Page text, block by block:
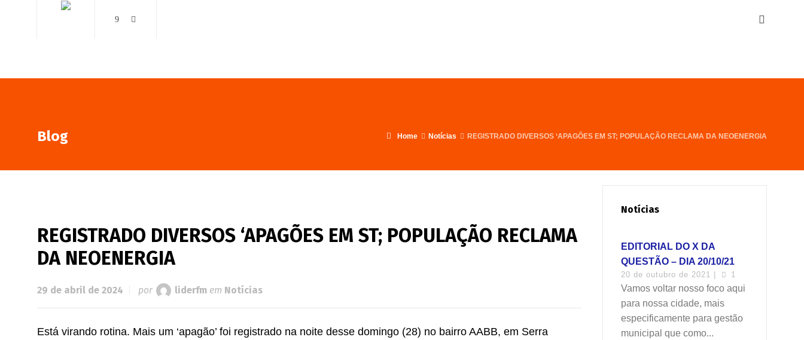
Blog Home Notícias REGISTRADO DIVERSOS ‘APAGÕES EM ST; POPULAÇÃO RECLAMA DA NEOENERGIA
REGISTRADO DIVERSOS ‘APAGÕES EM ST; POPULAÇÃO RECLAMA
DA NEOENERGIA
29 de abril de 2024 por liderfm em Notícias
Está virando rotina. Mais um ‘apagão’ foi registrado na noite desse domingo (28) no bairro AABB, em Serra
Notícias
EDITORIAL DO X DA
QUESTÃO – DIA 20/10/21
20 de outubro de 2021 | 1
Vamos voltar nosso foco aqui
para nossa cidade, mais
especificamente para gestão
municipal que como...